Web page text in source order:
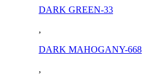
DARK GREEN-33
,
DARK MAHOGANY-668
,